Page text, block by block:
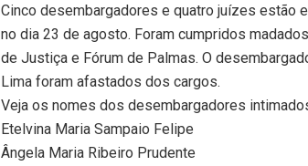
Cinco desembargadores e quatro juízes estão
no dia 23 de agosto. Foram cumpridos
de Justiça e Fórum de Palmas. O
Lima foram afastados dos cargos.
Veja os nomes dos desembargadores
Etelvina Maria Sampaio Felipe
Ângela Maria Ribeiro Prudente